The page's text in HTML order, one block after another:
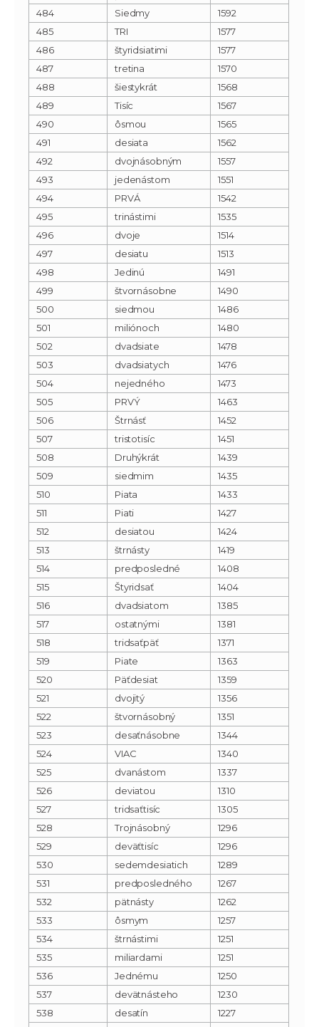
484
Siedmy
1592
485
TRI
1577
486
štyridsiatimi
1577
487
tretina
1570
488
šiestykrát
1568
489
Tisíc
1567
490
ôsmou
1565
491
desiata
1562
492
dvojnásobným
1557
493
jedenástom
1551
494
PRVÁ
1542
495
trinástimi
1535
496
dvoje
1514
497
desiatu
1513
498
Jedinú
1491
499
štvornásobne
1490
500
siedmou
1486
501
miliónoch
1480
502
dvadsiate
1478
503
dvadsiatych
1476
504
nejedného
1473
505
PRVÝ
1463
506
Štrnásť
1452
507
tristotisíc
1451
508
Druhýkrát
1439
509
siedmim
1435
510
Piata
1433
511
Piati
1427
512
desiatou
1424
513
štrnásty
1419
514
predposledné
1408
515
Štyridsať
1404
516
dvadsiatom
1385
517
ostatnými
1381
518
tridsaťpäť
1371
519
Piate
1363
520
Päťdesiat
1359
521
dvojitý
1356
522
štvornásobný
1351
523
desaťnásobne
1344
524
VIAC
1340
525
dvanástom
1337
526
deviatou
1310
527
tridsaťtisíc
1305
528
Trojnásobný
1296
529
deväťtisíc
1296
530
sedemdesiatich
1289
531
predposledného
1267
532
pätnásty
1262
533
ôsmym
1257
534
štrnástimi
1251
535
miliardami
1251
536
Jednému
1250
537
devätnásteho
1230
538
desatín
1227